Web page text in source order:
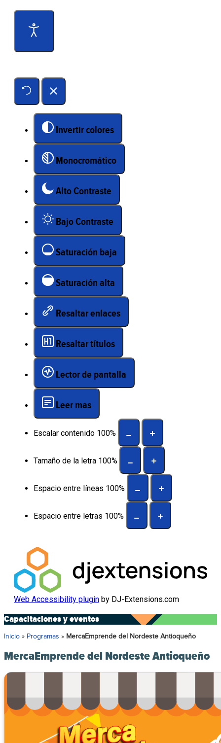
Invertir colores
Monocromático
Alto Contraste
Bajo Contraste
Saturación baja
Saturación alta
Resaltar enlaces
Resaltar títulos
Lector de pantalla
Leer mas
Escalar contenido 100%
Tamaño de la letra 100%
Espacio entre líneas 100%
Espacio entre letras 100%
Web Accessibility plugin by DJ-Extensions.com
Capacitaciones y eventos
Inicio » Programas » MercaEmprende del Nordeste Antioqueño
MercaEmprende del Nordeste Antioqueño